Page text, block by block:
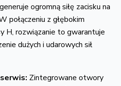
ogromną siłę zacisku na
połączeniu z głębokim
H, rozwiązanie to gwarantuje
dużych i udarowych sił
Zintegrowane otwory